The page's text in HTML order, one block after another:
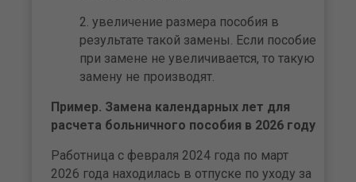
увеличение размера пособия в
результате такой замены. Если пособие
при замене не увеличивается, то такую
замену не производят.
Пример. Замена календарных лет для
расчета больничного пособия в 2026 году
Работница с февраля 2024 года по март
2026 года находилась в отпуске по уходу за